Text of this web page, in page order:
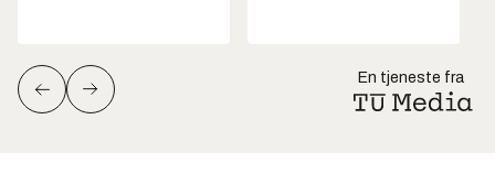
En tjeneste fra